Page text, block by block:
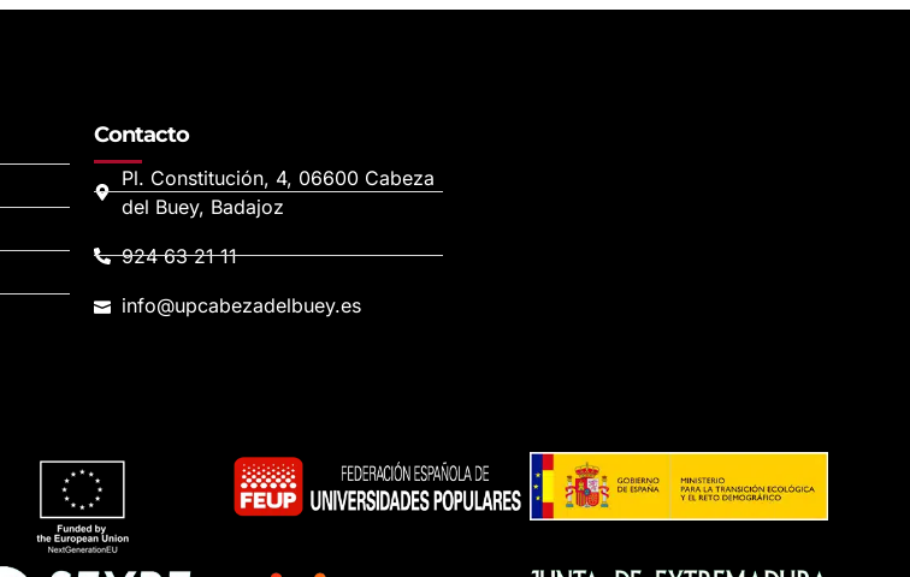
Contacto
Pl. Constitución, 4, 06600 Cabeza
del Buey, Badajoz
924 63 21 11
info@upcabezadelbuey.es